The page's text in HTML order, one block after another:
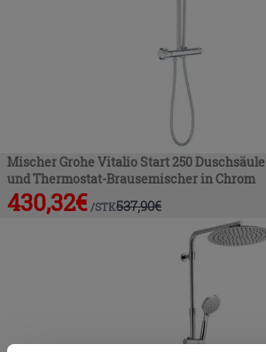
Mischer Grohe Vitalio Start 250
und Thermostat-Brausemischer in Chrom
430,32€ /STK537,90€